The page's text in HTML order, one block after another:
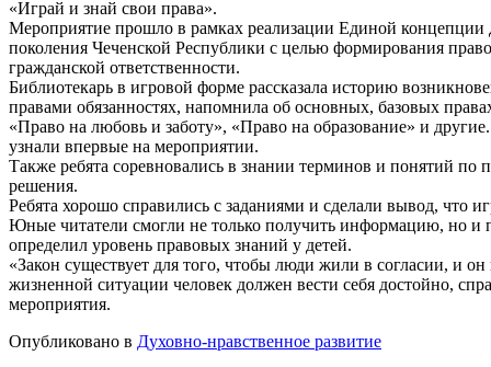
«Играй и знай свои права».
Мероприятие прошло в рамках реализации Единой концепции
поколения Чеченской Республики с целью формирования
гражданской ответственности.
Библиотекарь в игровой форме рассказала историю
правами обязанностях, напомнила об основных, базовых
«Право на любовь и заботу», «Право на образование» и
узнали впервые на мероприятии.
Также ребята соревновались в знании терминов и понятий
решения.
Ребята хорошо справились с заданиями и сделали вывод, что
Юные читатели смогли не только получить информацию, но и
определил уровень правовых знаний у детей.
«Закон существует для того, чтобы люди жили в согласии, и
жизненной ситуации человек должен вести себя достойно,
мероприятия.
Опубликовано в Духовно-нравственное развитие